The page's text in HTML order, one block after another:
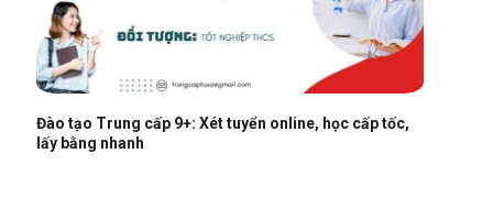
Đào tạo Trung cấp 9+: Xét tuyển online, học cấp tốc,
lấy bằng nhanh